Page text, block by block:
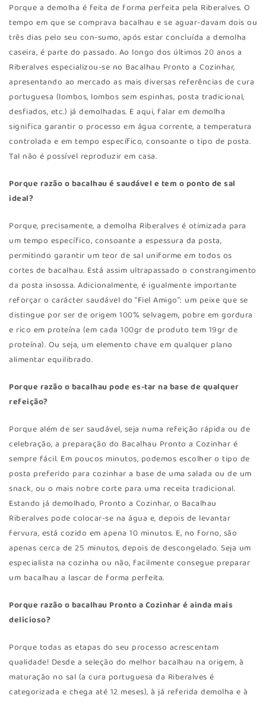
Porque a demolha é feita de forma perfeita pela Riberalves. O
tempo em que se comprava bacalhau e se aguar-davam dois ou
três dias pelo seu con-sumo, após estar concluída a demolha
caseira, é parte do passado. Ao longo dos últimos 20 anos a
Riberalves especializou-se no Bacalhau Pronto a Cozinhar,
apresentando ao mercado as mais diversas referências de cura
portuguesa (lombos, lombos sem espinhas, posta tradicional,
desfiados, etc.) já demolhadas. E aqui, falar em demolha
significa garantir o processo em água corrente, a temperatura
controlada e em tempo específico, consoante o tipo de posta.
Tal não é possível reproduzir em casa.
Porque razão o bacalhau é saudável e tem o ponto de sal
ideal?
Porque, precisamente, a demolha Riberalves é otimizada para
um tempo específico, consoante a espessura da posta,
permitindo garantir um teor de sal uniforme em todos os
cortes de bacalhau. Está assim ultrapassado o constrangimento
da posta insossa. Adicionalmente, é igualmente importante
reforçar o carácter saudável do “Fiel Amigo”: um peixe que se
distingue por ser de origem 100% selvagem, pobre em gordura
e rico em proteína (em cada 100gr de produto tem 19gr de
proteína). Ou seja, um elemento chave em qualquer plano
alimentar equilibrado.
Porque razão o bacalhau pode es-tar na base de qualquer
refeição?
Porque além de ser saudável, seja numa refeição rápida ou de
celebração, a preparação do Bacalhau Pronto a Cozinhar é
sempre fácil. Em poucos minutos, podemos escolher o tipo de
posta preferido para cozinhar a base de uma salada ou de um
snack, ou o mais nobre corte para uma receita tradicional.
Estando já demolhado, Pronto a Cozinhar, o Bacalhau
Riberalves pode colocar-se na água e, depois de levantar
fervura, está cozido em apena 10 minutos. E, no forno, são
apenas cerca de 25 minutos, depois de descongelado. Seja um
especialista na cozinha ou não, facilmente consegue preparar
um bacalhau a lascar de forma perfeita.
Porque razão o bacalhau Pronto a Cozinhar é ainda mais
delicioso?
Porque todas as etapas do seu processo acrescentam
qualidade! Desde a seleção do melhor bacalhau na origem, à
maturação no sal (a cura portuguesa da Riberalves é
categorizada e chega até 12 meses), à já referida demolha e à